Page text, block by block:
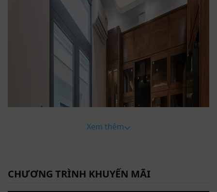
Xem thêm
CHƯƠNG TRÌNH KHUYẾN MÃI